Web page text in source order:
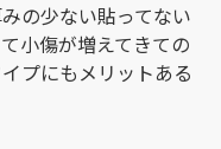
の少ない貼ってない
小傷が増えてきての
プにもメリットある